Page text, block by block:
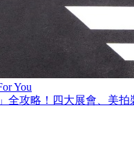
You
全攻略！四大展會、美